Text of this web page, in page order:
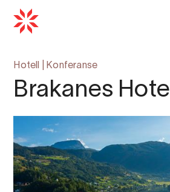
Hotell Konferanse
Brakanes Hotel